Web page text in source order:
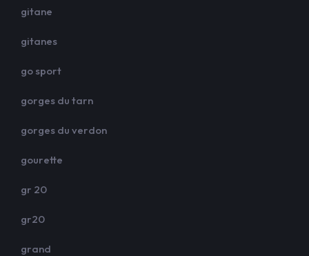
gitane
gitanes
go sport
gorges du tarn
gorges du verdon
gourette
gr 20
gr20
grand